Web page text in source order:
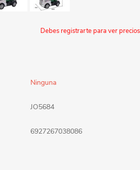
Debes registrarte para ver precios
Ninguna
JO5684
6927267038086